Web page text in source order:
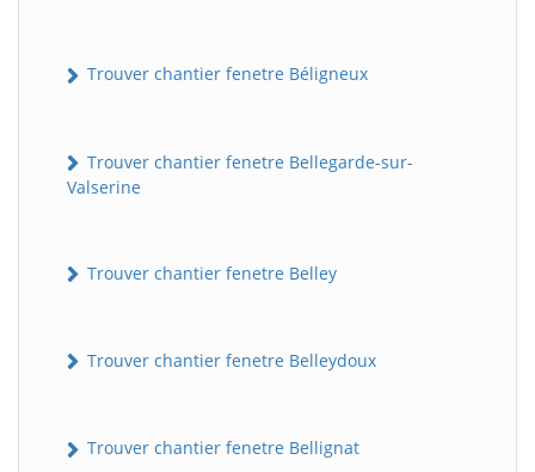
Trouver chantier fenetre Béligneux
Trouver chantier fenetre Bellegarde-sur-
Valserine
Trouver chantier fenetre Belley
Trouver chantier fenetre Belleydoux
Trouver chantier fenetre Bellignat